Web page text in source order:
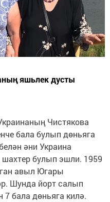
яшьлек дусты
Чистякова
бала булып дөньяга
әни Украина
булып эшли. 1959
авыл Югары
Шунда йорт салып
7 бала дөньяга килә.